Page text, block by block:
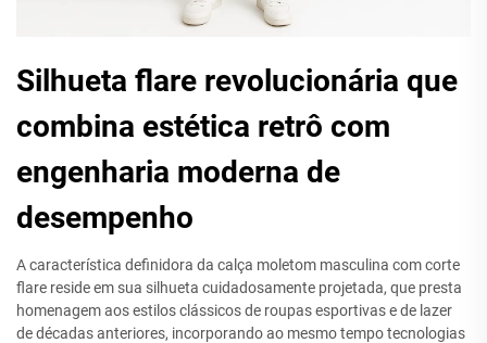
Silhueta flare revolucionária que
combina estética retrô com
engenharia moderna de
desempenho
A característica definidora da calça moletom masculina com corte
flare reside em sua silhueta cuidadosamente projetada, que presta
homenagem aos estilos clássicos de roupas esportivas e de lazer
de décadas anteriores, incorporando ao mesmo tempo tecnologias